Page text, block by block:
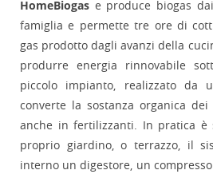
HomeBiogas e produce biogas
famiglia e permette tre ore di
gas prodotto dagli avanzi della
produrre energia rinnovabile
piccolo impianto, realizzato da
converte la sostanza organica
anche in fertilizzanti. In pratica è
proprio giardino, o terrazzo, il
interno un digestore, un